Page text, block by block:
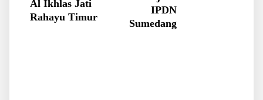
Al Ikhlas Jati
Rahayu Timur
IPDN
Sumedang